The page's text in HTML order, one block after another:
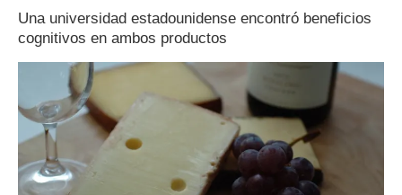
Una universidad estadounidense encontró beneficios
cognitivos en ambos productos